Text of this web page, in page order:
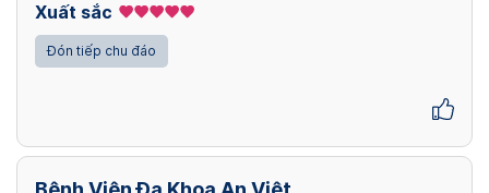
Xuất sắc
Đón tiếp chu đáo